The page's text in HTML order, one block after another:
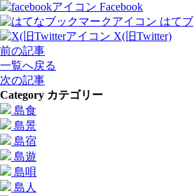
Facebook
はてブ
X(旧Twitter)
前の記事
一覧へ戻る
次の記事
Category カテゴリー
島食
島景
島宿
島遊
島唄
島人